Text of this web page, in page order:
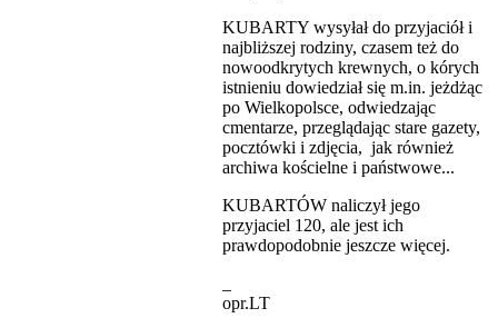
KUBARTY wysyłał do przyjaciół i
najbliższej rodziny, czasem też do
nowoodkrytych krewnych, o kórych
istnieniu dowiedział się m.in. jeżdżąc
po Wielkopolsce, odwiedzając
cmentarze, przeglądając stare gazety,
pocztówki i zdjęcia, jak również
archiwa kościelne i państwowe...
KUBARTÓW naliczył jego
przyjaciel 120, ale jest ich
prawdopodobnie jeszcze więcej.
opr.LT